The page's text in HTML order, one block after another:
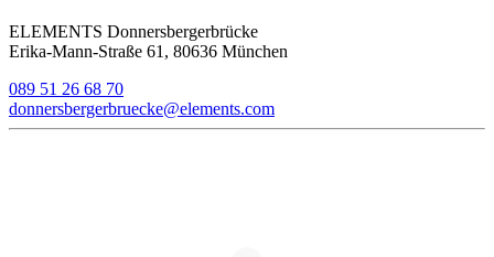
ELEMENTS Donnersbergerbrücke
Erika-Mann-Straße 61, 80636 München
089 51 26 68 70
donnersbergerbruecke@elements.com